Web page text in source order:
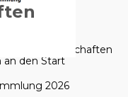
2026
Mannschaften
an den Start